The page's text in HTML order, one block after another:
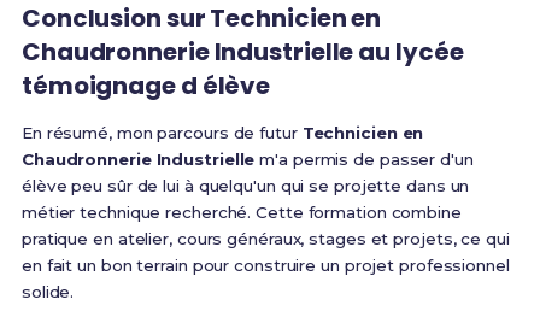
Conclusion sur Technicien en
Chaudronnerie Industrielle au lycée
témoignage d élève
En résumé, mon parcours de futur Technicien en
Chaudronnerie Industrielle m'a permis de passer d'un
élève peu sûr de lui à quelqu'un qui se projette dans un
métier technique recherché. Cette formation combine
pratique en atelier, cours généraux, stages et projets, ce qui
en fait un bon terrain pour construire un projet professionnel
solide.